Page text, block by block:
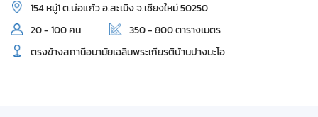
154 หมู่1 ต.บ่อแก้ว อ.สะเมิง จ.เชียงใหม่ 50250
20 - 100 คน
350 - 800 ตารางเมตร
ตรงข้างสถานีอนามัยเฉลิมพระเกียรติบ้านปางมะโอ